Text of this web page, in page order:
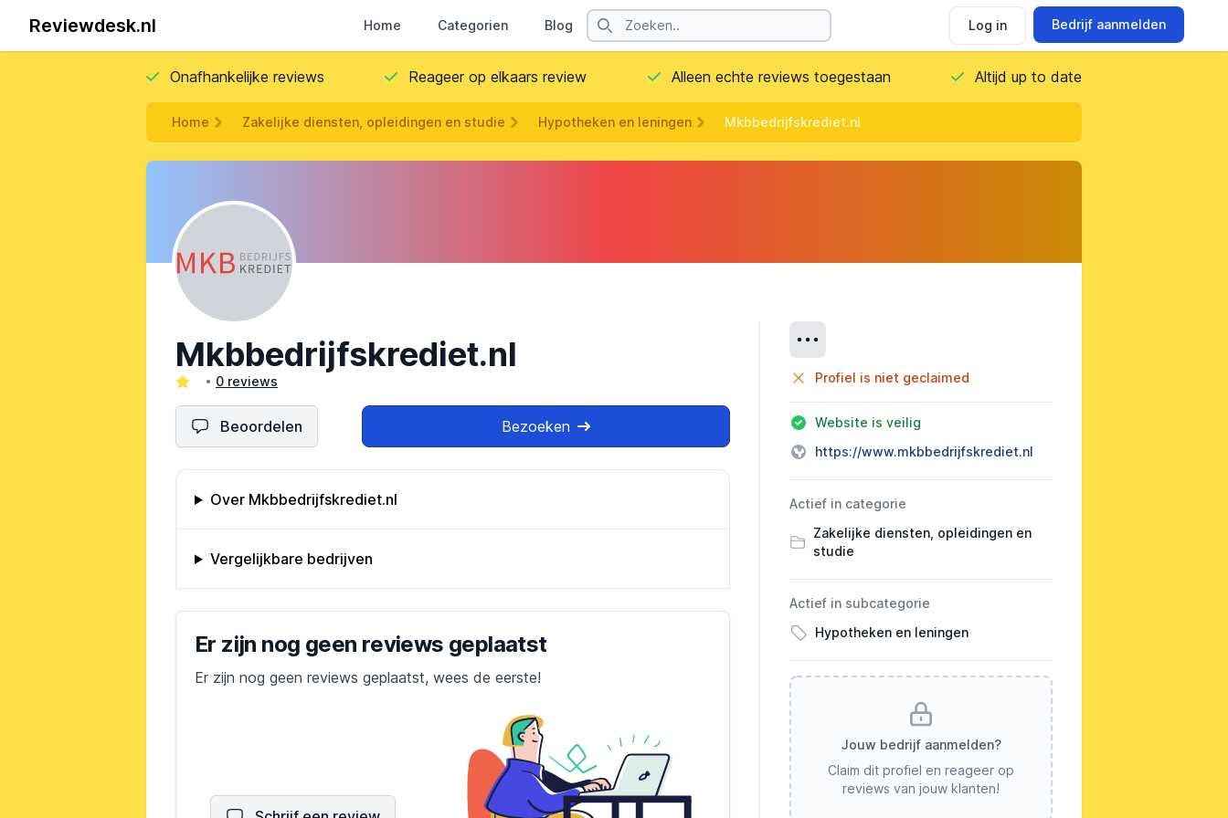
Reviewdesk.nl Home Categorien Blog Contact
Search
Log in Bedrijf aanmelden
Onafhankelijke reviews Reageer op elkaars review Alleen echte reviews toegestaan Altijd up to date
Home Zakelijke diensten, opleidingen en studie Hypotheken en leningen Mkbbedrijfskrediet.nl
Mkbbedrijfskrediet.nl
0 reviews
Beoordelen Bezoeken
Omschrijving bedrijf
Over Mkbbedrijfskrediet.nl
Vergelijkbare bedrijven
Bedrijfs reviews
Er zijn nog geen reviews geplaatst
Er zijn nog geen reviews geplaatst, wees de eerste!
Profiel is niet geclaimed
Website is veilig
https://www.mkbbedrijfskrediet.nl
Actief in categorie
Zakelijke diensten, opleidingen en
studie
Actief in subcategorie
Hypotheken en leningen
Jouw bedrijf aanmelden?
Claim dit profiel en reageer op
reviews van jouw klanten!